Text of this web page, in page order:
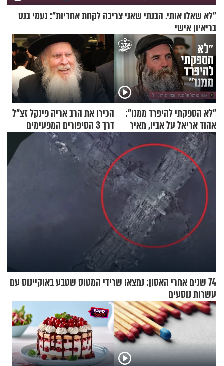
"לא שאלו אותי. הבנתי שאני צריכה לקחת אחריות": נעמי בנט
בריאיון אישי
"לא הספקתי להיפרד ממנו":
אהוד אריאל על אביו, מאיר
אריאל ז"ל
הכירו את הרב אריה פינקל זצ"ל
דרך 3 הסיפורים המפעימים
האלה
74 שנים אחרי האסון: נמצאו שרידי המטוס שטבע באוקיינוס עם
עשרות נוסעים